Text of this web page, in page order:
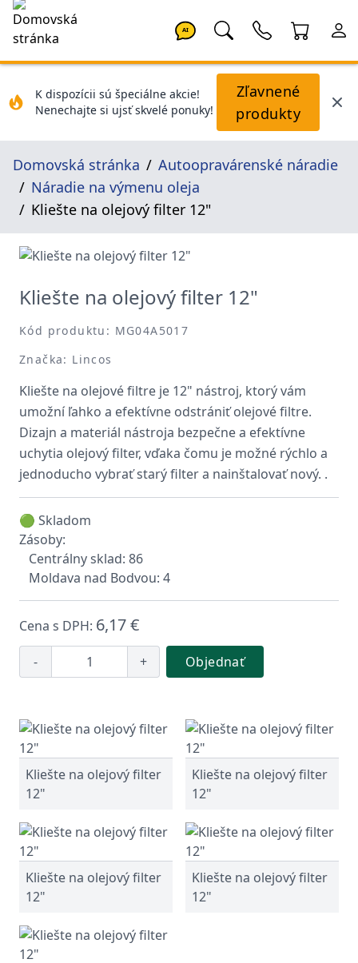
AI
K dispozícii sú špeciálne akcie!
Nenechajte si ujsť skvelé ponuky!
Zľavnené
produkty
Domovská stránka
Autoopravárenské náradie
Náradie na výmenu oleja
Kliešte na olejový filter 12"
Kliešte na olejový filter 12"
Kód produktu: MG04A5017
Značka: Lincos
Kliešte na olejové filtre je 12" nástroj, ktorý vám
umožní ľahko a efektívne odstrániť olejové filtre.
Dizajn a materiál nástroja bezpečne a efektívne
uchytia olejový filter, vďaka čomu je možné rýchlo a
jednoducho vybrať starý filter a nainštalovať nový. .
🟢 Skladom
Zásoby:
Centrálny sklad: 86
Moldava nad Bodvou: 4
Cena s DPH: 6,17 €
- + Objednať
Kliešte na olejový filter
12"
Kliešte na olejový filter
12"
Kliešte na olejový filter
12"
Kliešte na olejový filter
12"